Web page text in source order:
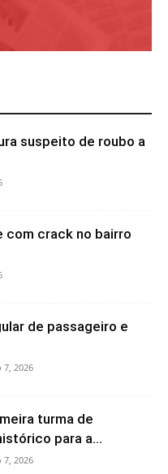
suspeito de roubo a
com crack no bairro
de passageiro e
7, 2026
turma de
para a...
7, 2026